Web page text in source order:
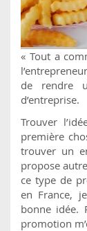
« Tout a
de rendre
d’entreprise.
Trouver
première
trouver un
propose
ce type de
en France,
bonne idée.
promotion